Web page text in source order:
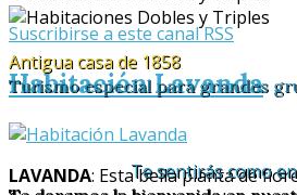
Antigua casa de 1858
Turismo especial para grandes
Te sentirás como
Suscribirse a este canal RSS
Habitación Lavanda
LAVANDA: Esta bella planta de